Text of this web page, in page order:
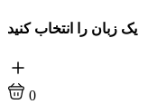
یک زبان را انتخاب کنید
0